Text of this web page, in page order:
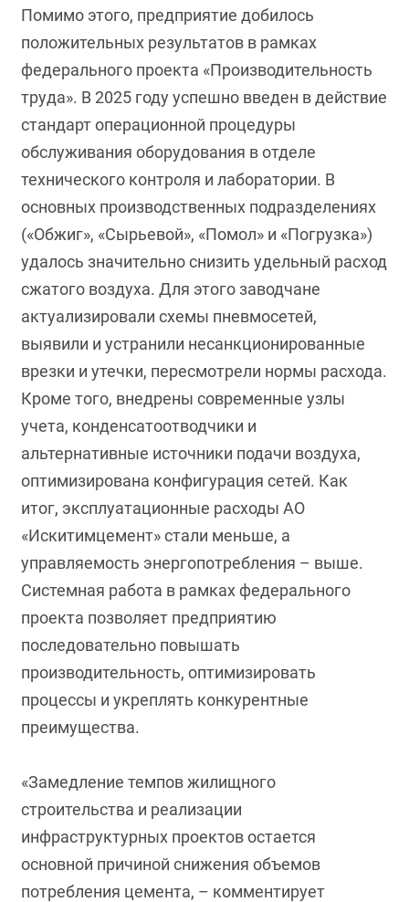
Помимо этого, предприятие добилось
положительных результатов в рамках
федерального проекта «Производительность
труда». В 2025 году успешно введен в действие
стандарт операционной процедуры
обслуживания оборудования в отделе
технического контроля и лаборатории. В
основных производственных подразделениях
(«Обжиг», «Сырьевой», «Помол» и «Погрузка»)
удалось значительно снизить удельный расход
сжатого воздуха. Для этого заводчане
актуализировали схемы пневмосетей,
выявили и устранили несанкционированные
врезки и утечки, пересмотрели нормы расхода.
Кроме того, внедрены современные узлы
учета, конденсатоотводчики и
альтернативные источники подачи воздуха,
оптимизирована конфигурация сетей. Как
итог, эксплуатационные расходы АО
«Искитимцемент» стали меньше, а
управляемость энергопотребления – выше.
Системная работа в рамках федерального
проекта позволяет предприятию
последовательно повышать
производительность, оптимизировать
процессы и укреплять конкурентные
преимущества.
«Замедление темпов жилищного
строительства и реализации
инфраструктурных проектов остается
основной причиной снижения объемов
потребления цемента, – комментирует